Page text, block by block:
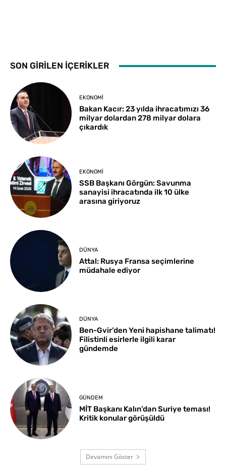
SON GİRİLEN İÇERİKLER
EKONOMI
Bakan Kacır: 23 yılda ihracatımızı 36
milyar dolardan 278 milyar dolara
çıkardık
EKONOMI
SSB Başkanı Görgün: Savunma
sanayisi ihracatında ilk 10 ülke
arasına giriyoruz
DÜNYA
Attal: Rusya Fransa seçimlerine
müdahale ediyor
DÜNYA
Ben-Gvir’den Yeni hapishane talimatı!
Filistinli esirlerle ilgili karar
gündemde
GÜNDEM
MİT Başkanı Kalın’dan Suriye teması!
Kritik konular görüşüldü
Devamını Göster